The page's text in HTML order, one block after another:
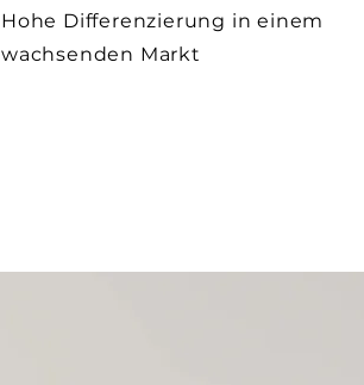
Hohe Differenzierung in einem
wachsenden Markt